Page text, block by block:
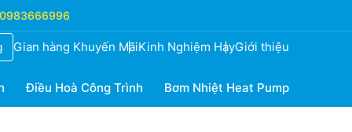
0983666996
Gian hàng Khuyến MãiKinh Nghiệm HayGiới thiệu
Điều Hoà Công Trình Bơm Nhiệt Heat Pump